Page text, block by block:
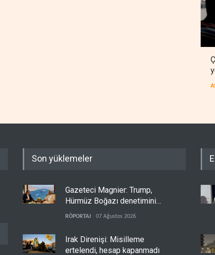
Son yüklemeler
Gazeteci Magnier: Trump,
Hürmüz Boğazı denetimini
doğrudan İran ve Umman'a
RÖPORTAJ 07 Ağustos 2026
Irak Direnişi: Misilleme
ertelendi, hesap kapanmadı